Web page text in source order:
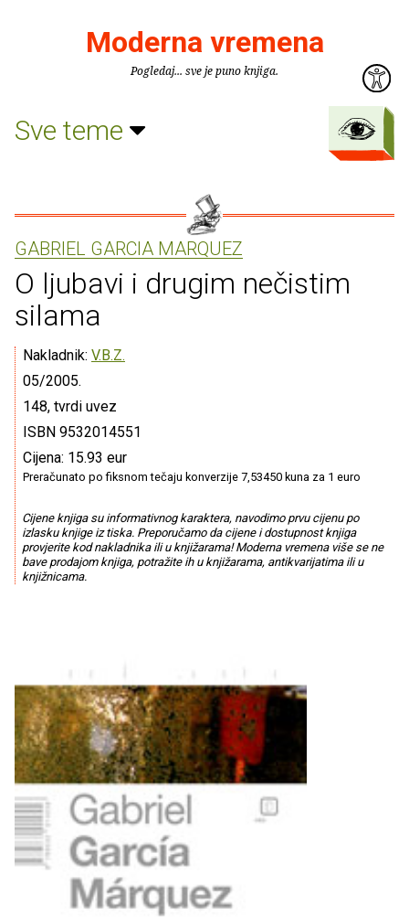
Moderna vremena
Pogledaj... sve je puno knjiga.
Sve teme
GABRIEL GARCIA MARQUEZ
O ljubavi i drugim nečistim
silama
Nakladnik: V.B.Z.
05/2005.
148, tvrdi uvez
ISBN 9532014551
Cijena: 15.93 eur
Preračunato po fiksnom tečaju konverzije 7,53450 kuna za 1 euro
Cijene knjiga su informativnog karaktera, navodimo prvu cijenu po
izlasku knjige iz tiska. Preporučamo da cijene i dostupnost knjiga
provjerite kod nakladnika ili u knjižarama! Moderna vremena više se ne
bave prodajom knjiga, potražite ih u knjižarama, antikvarijatima ili u
knjižnicama.